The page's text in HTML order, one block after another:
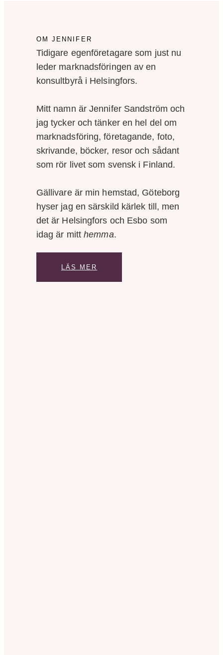
OM JENNIFER
Tidigare egenföretagare som just nu
leder marknadsföringen av en
konsultbyrå i Helsingfors.
Mitt namn är Jennifer Sandström och
jag tycker och tänker en hel del om
marknadsföring, företagande, foto,
skrivande, böcker, resor och sådant
som rör livet som svensk i Finland.
Gällivare är min hemstad, Göteborg
hyser jag en särskild kärlek till, men
det är Helsingfors och Esbo som
idag är mitthemma.
LÄS MER